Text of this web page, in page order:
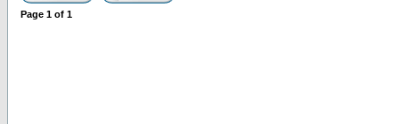
Page 1 of 1